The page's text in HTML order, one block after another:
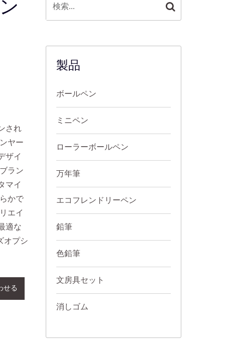
され
ヤー
ザイ
ラン
マイ
かで
エイ
適な
オプシ
せる
製品
ボールペン
ミニペン
ローラーボールペン
万年筆
エコフレンドリーペン
鉛筆
色鉛筆
文房具セット
消しゴム